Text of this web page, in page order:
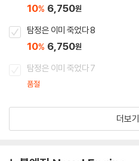
10% 6,750원
탐정은 이미 죽었다 8
10% 6,750원
탐정은 이미 죽었다 7
품절
더보기